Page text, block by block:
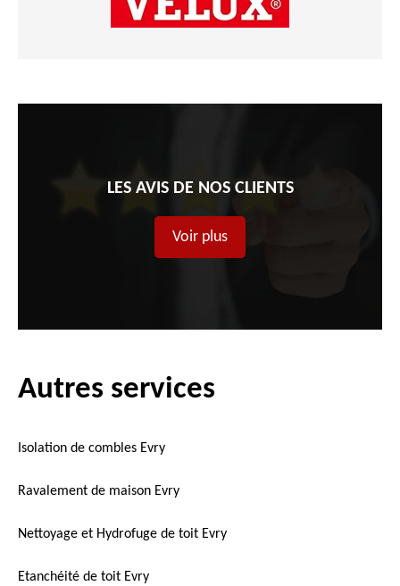
LES AVIS DE NOS CLIENTS
Voir plus
Autres services
Isolation de combles Evry
Ravalement de maison Evry
Nettoyage et Hydrofuge de toit Evry
Etanchéité de toit Evry